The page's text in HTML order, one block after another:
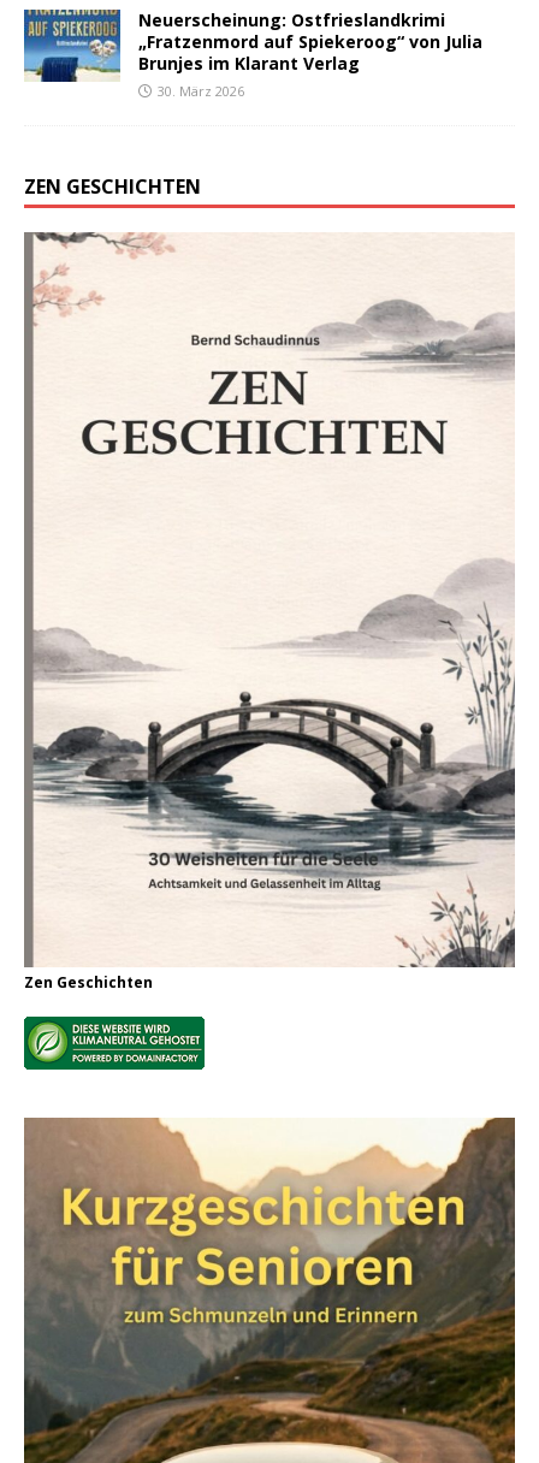
Neuerscheinung: Ostfrieslandkrimi
„Fratzenmord auf Spiekeroog“ von Julia
Brunjes im Klarant Verlag
30. März 2026
ZEN GESCHICHTEN
Zen Geschichten